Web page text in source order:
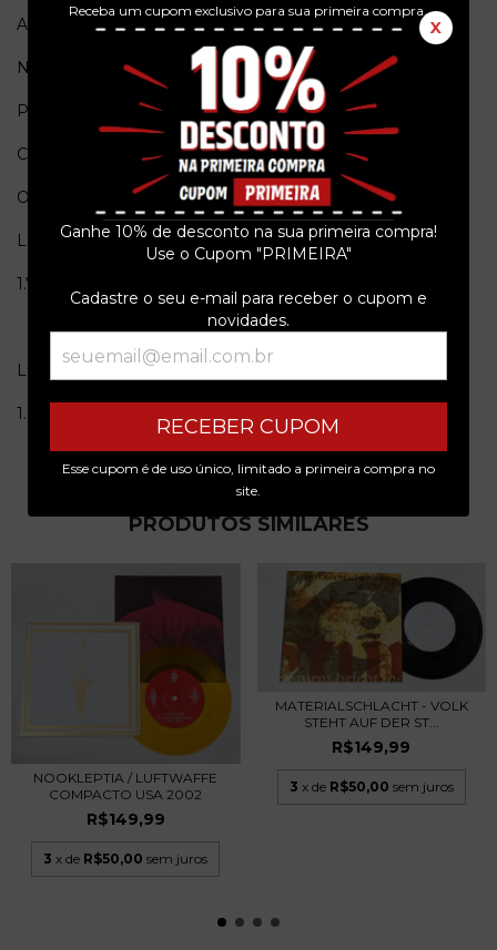
Receba um cupom exclusivo para sua primeira compra.
X
Ganhe 10% de desconto na sua primeira compra!
Use o Cupom "PRIMEIRA"
Cadastre o seu e-mail para receber o cupom e
novidades.
RECEBER CUPOM
Esse cupom é de uso único, limitado a primeira compra no
site.
Ano = 2013
Numero de Catalogo = ES17
Pais de origem = Alemanha
Conservação = Ex(Capa) / Ex(Vinil)
Obs. = Limitado em 99 copias, vinil vermelho.
Lado A
1.Viinaa Pittää Juua
Lado B
1.Fuck Work
PRODUTOS SIMILARES
NOOKLEPTIA / LUFTWAFFE
COMPACTO USA 2002
R$149,99
3 x de R$50,00 sem juros
MATERIALSCHLACHT - VOLK
STEHT AUF DER ST...
R$149,99
3 x de R$50,00 sem juros